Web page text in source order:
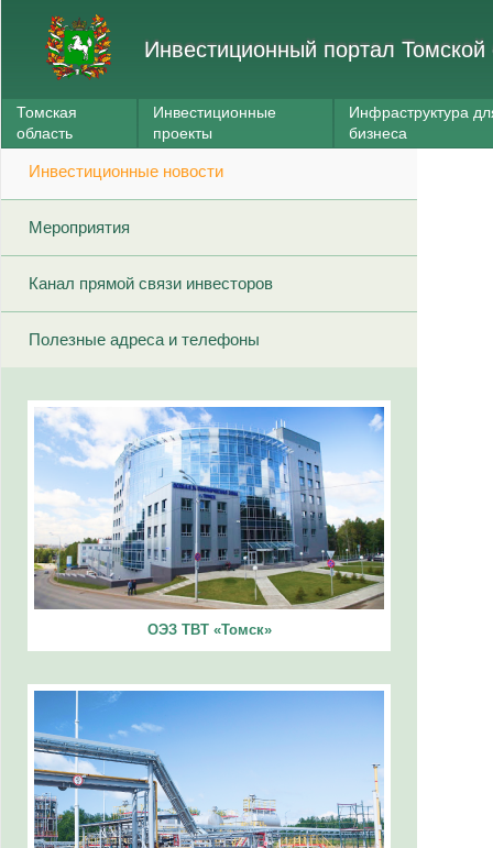
Инвестиционный портал Томской
Томская
область
Инвестиционные
проекты
Инфраструктура
бизнеса
Инвестиционные новости
Мероприятия
Канал прямой связи инвесторов
Полезные адреса и телефоны
ОЭЗ ТВТ «Томск»